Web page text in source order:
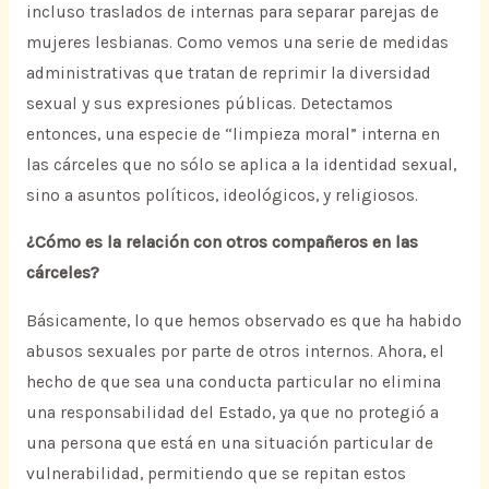
incluso traslados de internas para separar parejas de
mujeres lesbianas. Como vemos una serie de medidas
administrativas que tratan de reprimir la diversidad
sexual y sus expresiones públicas. Detectamos
entonces, una especie de “limpieza moral” interna en
las cárceles que no sólo se aplica a la identidad sexual,
sino a asuntos políticos, ideológicos, y religiosos.
¿Cómo es la relación con otros compañeros en las
cárceles?
Básicamente, lo que hemos observado es que ha habido
abusos sexuales por parte de otros internos. Ahora, el
hecho de que sea una conducta particular no elimina
una responsabilidad del Estado, ya que no protegió a
una persona que está en una situación particular de
vulnerabilidad, permitiendo que se repitan estos